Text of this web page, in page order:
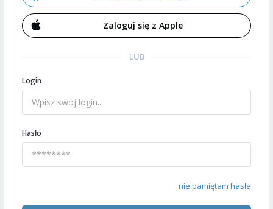
Zaloguj się z Apple
LUB
Login
Hasło
nie pamiętam hasła